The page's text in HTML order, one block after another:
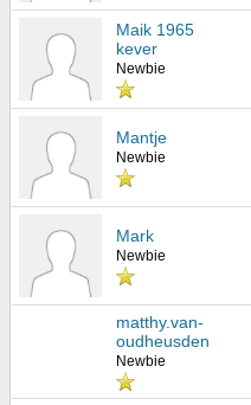
Maik 1965
kever
Newbie
Mantje
Newbie
Mark
Newbie
matthy.van-
oudheusden
Newbie